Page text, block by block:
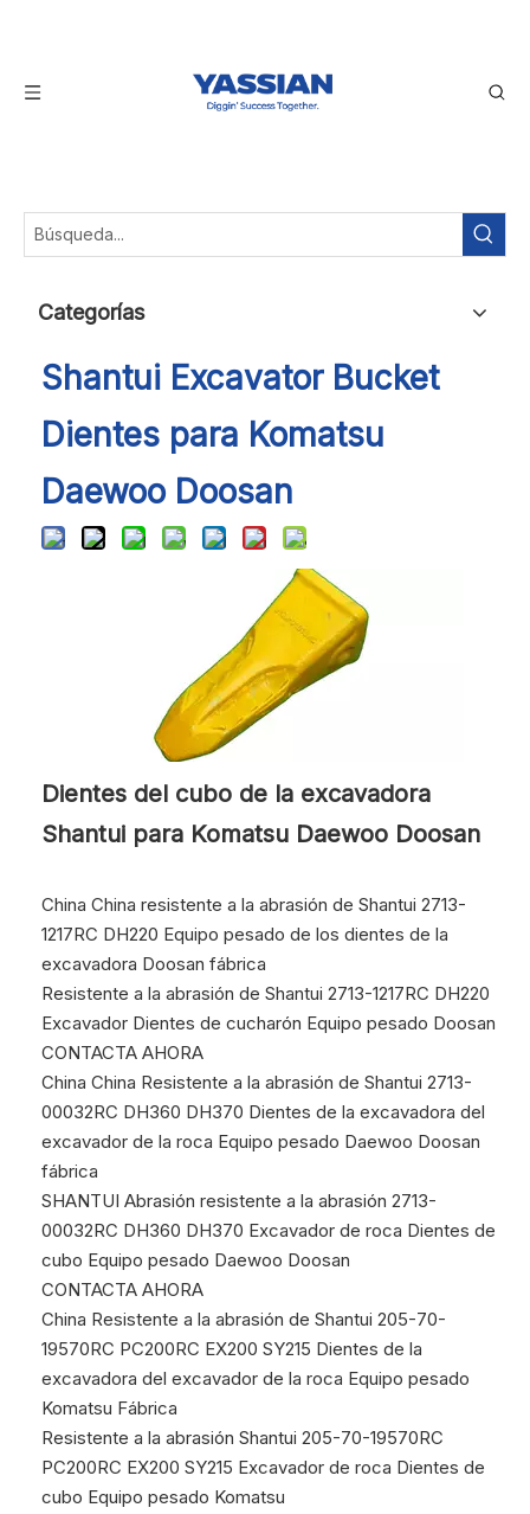
Categorías
Shantui Excavator Bucket
Dientes para Komatsu
Daewoo Doosan
Dientes del cubo de la excavadora
Shantui para Komatsu Daewoo Doosan
China China resistente a la abrasión de Shantui 2713-
1217RC DH220 Equipo pesado de los dientes de la
excavadora Doosan fábrica
Resistente a la abrasión de Shantui 2713-1217RC DH220
Excavador Dientes de cucharón Equipo pesado Doosan
CONTACTA AHORA
China China Resistente a la abrasión de Shantui 2713-
00032RC DH360 DH370 Dientes de la excavadora del
excavador de la roca Equipo pesado Daewoo Doosan
fábrica
SHANTUI Abrasión resistente a la abrasión 2713-
00032RC DH360 DH370 Excavador de roca Dientes de
cubo Equipo pesado Daewoo Doosan
CONTACTA AHORA
China Resistente a la abrasión de Shantui 205-70-
19570RC PC200RC EX200 SY215 Dientes de la
excavadora del excavador de la roca Equipo pesado
Komatsu Fábrica
Resistente a la abrasión Shantui 205-70-19570RC
PC200RC EX200 SY215 Excavador de roca Dientes de
cubo Equipo pesado Komatsu